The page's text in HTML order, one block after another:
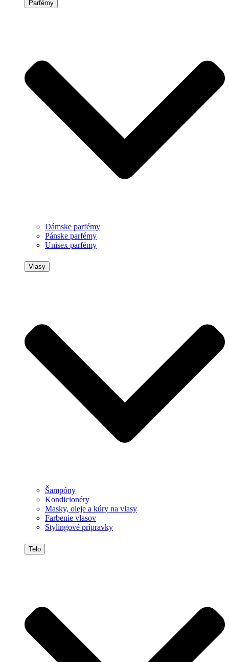
Parfémy
Dámske parfémy
Pánske parfémy
Unisex parfémy
Vlasy
Šampóny
Kondicionéry
Masky, oleje a kúry na vlasy
Farbenie vlasov
Stylingové prípravky
Telo